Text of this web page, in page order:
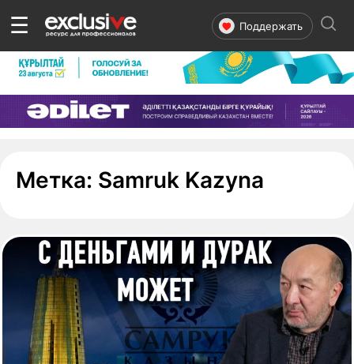
☰ Поддержать
Метка: Samruk Kazyna